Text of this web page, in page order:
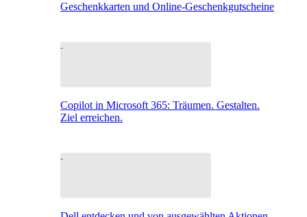
Geschenkkarten und Online-Geschenkgutscheine
Copilot in Microsoft 365: Träumen. Gestalten.
Ziel erreichen.